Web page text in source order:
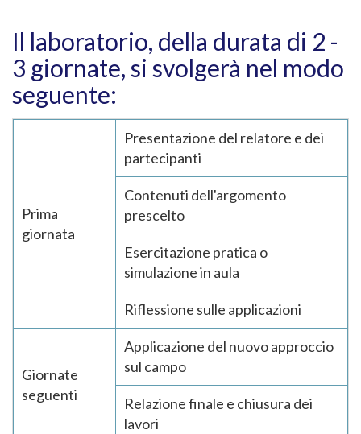
Il laboratorio, della durata di 2 -
3 giornate, si svolgerà nel modo
seguente:
Prima
giornata
Presentazione del relatore e dei
partecipanti
Contenuti dell'argomento
prescelto
Esercitazione pratica o
simulazione in aula
Riflessione sulle applicazioni
Giornate
seguenti
Applicazione del nuovo approccio
sul campo
Relazione finale e chiusura dei
lavori